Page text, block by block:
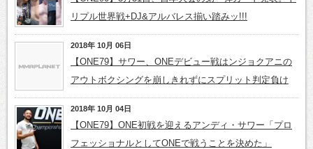
リプル世界戦+DJ&アルバレス揃い踏みッ!!!
2018年 10月 06日
【ONE79】サワー、ONEデビュー戦はンジョクアニの
アウトボクシングを崩しきれずにスプリット判定負け
2018年 10月 04日
【ONE79】ONE初戦を迎えるアンディ・サワー「プロ
フェッショナルとしてONEで戦うことを決めた」